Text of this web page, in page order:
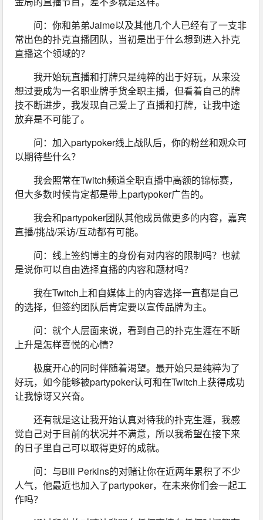
问：你和弟弟Jaime以及其他几个人已经有了一支非
常出色的扑克直播团队，当初是出于什么想到进入扑克
直播这个领域的？
我开始玩直播和打牌只是纯粹的出于好玩，从来没
想过要成为一名职业牌手货全职主播，但看着自己的牌
技不断进步，我发现自己爱上了直播和打牌，让我中途
放弃是不可能了。
问：加入partypoker线上战队后，你的粉丝和观众可
以期待些什么？
我会照常在Twitch频道全职直播中高额的锦标赛，
但大多数时候肯定都是带上partypoker广告的。
我会和partypoker团队其他成员做更多的内容，嘉宾
直播/挑战/采访/互动都有可能。
问：线上签约博主的身份有对内容的限制吗？也就
是说你可以自由选择直播的内容和题材吗？
我在Twitch上和自媒体上的内容选择一直都是自己
的选择，但签约团队后肯定要以宣传品牌为主。
问：就个人层面来说，看到自己的扑克生涯在不断
上升是怎样喜悦的心情？
极度开心的同时伴随着渴望。最开始只是纯粹为了
好玩，如今能够被partypoker认可和在Twitch上获得成功
让我惊讶又兴奋。
还有就是这让我开始认真对待我的扑克生涯，我感
觉自己对于目前的状况并不满意，所以我希望在接下来
的日子里自己可以取得更好的成就。
问：与Bill Perkins的对赌让你在近两年累积了不少
人气，他最近也加入了partypoker，在未来你们会一起工
作吗？